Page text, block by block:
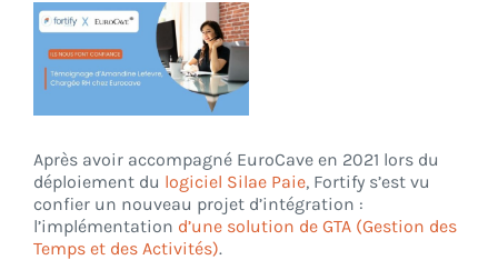
Support
Voir
l'image
agrandie
Après avoir accompagné EuroCave en 2021 lors du
déploiement du logiciel Silae Paie, Fortify s’est vu
confier un nouveau projet d’intégration :
l’implémentation d’une solution de GTA (Gestion des
Temps et des Activités).